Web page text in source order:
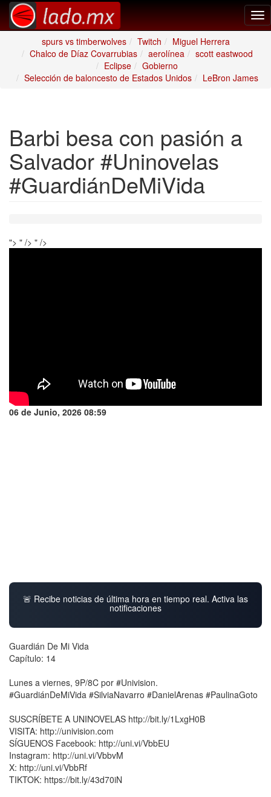
spurs vs timberwolves
Twitch
Miguel Herrera
Chalco de Díaz Covarrubias
aerolínea
scott eastwood
Eclipse
Gobierno
Selección de baloncesto de Estados Unidos
LeBron James
Barbi besa con pasión a
Salvador #Uninovelas
#GuardiánDeMiVida
"> " /> " />
06 de Junio, 2026 08:59
🚨 Recibe noticias de última hora en tiempo real. Activa las
notificaciones
Guardián De Mi Vida
Capítulo: 14
Lunes a viernes, 9P/8C por #Univision.
#GuardiánDeMiVida #SilviaNavarro #DanielArenas #PaulinaGoto
SUSCRÍBETE A UNINOVELAS http://bit.ly/1LxgH0B
VISITA: http://univision.com
SÍGUENOS Facebook: http://uni.vi/VbbEU
Instagram: http://uni.vi/VbbvM
X: http://uni.vi/VbbRf
TIKTOK: https://bit.ly/43d70iN